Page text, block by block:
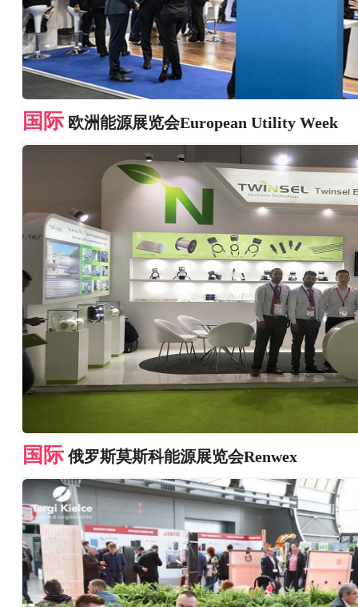
国际 欧洲能源展览会European Utility Week
国际 俄罗斯莫斯科能源展览会Renwex